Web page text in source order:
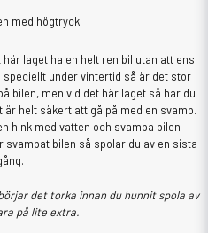
med högtryck
laget ha en helt ren bil utan att ens
speciellt under vintertid så är det stor
bilen, men vid det här laget så har du
helt säkert att gå på med en svamp.
hink med vatten och svampa bilen
bilen så spolar du av en sista
det torka innan du hunnit spola av
på lite extra.